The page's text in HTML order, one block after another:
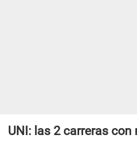
UNI: las 2 carreras